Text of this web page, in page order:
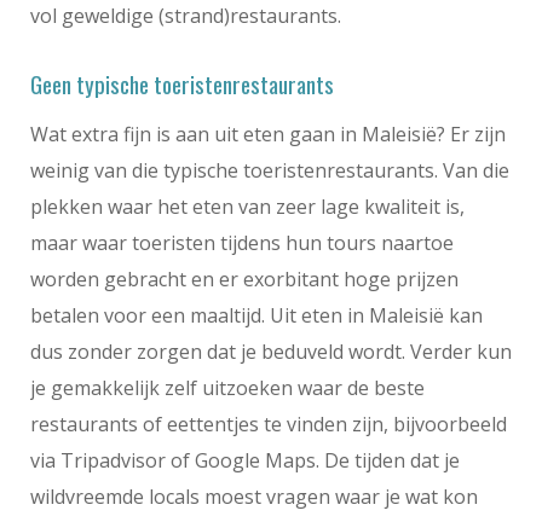
vol geweldige (strand)restaurants.
Geen typische toeristenrestaurants
Wat extra fijn is aan uit eten gaan in Maleisië? Er zijn
weinig van die typische toeristenrestaurants. Van die
plekken waar het eten van zeer lage kwaliteit is,
maar waar toeristen tijdens hun tours naartoe
worden gebracht en er exorbitant hoge prijzen
betalen voor een maaltijd. Uit eten in Maleisië kan
dus zonder zorgen dat je beduveld wordt. Verder kun
je gemakkelijk zelf uitzoeken waar de beste
restaurants of eettentjes te vinden zijn, bijvoorbeeld
via Tripadvisor of Google Maps. De tijden dat je
wildvreemde locals moest vragen waar je wat kon